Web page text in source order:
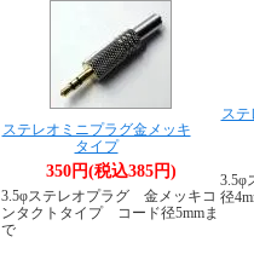
ステレオミニプラグ金メッキ
タイプ
350円(税込385円)
3.5φステレオプラグ 金メッキコ
ンタクトタイプ コード径5mmま
で
ス
3.5φ
径